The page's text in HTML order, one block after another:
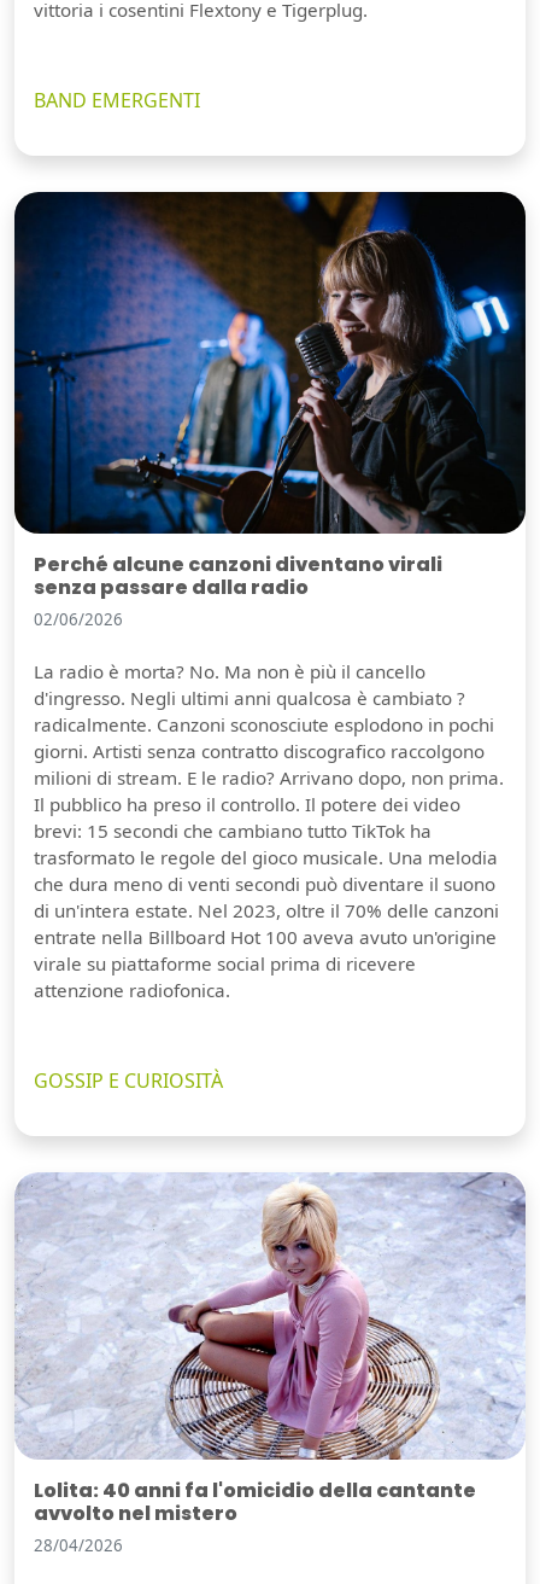
vittoria i cosentini Flextony e Tigerplug.
BAND EMERGENTI
Perché alcune canzoni diventano virali
senza passare dalla radio
02/06/2026
La radio è morta? No. Ma non è più il cancello
d'ingresso. Negli ultimi anni qualcosa è cambiato ?
radicalmente. Canzoni sconosciute esplodono in pochi
giorni. Artisti senza contratto discografico raccolgono
milioni di stream. E le radio? Arrivano dopo, non prima.
Il pubblico ha preso il controllo. Il potere dei video
brevi: 15 secondi che cambiano tutto TikTok ha
trasformato le regole del gioco musicale. Una melodia
che dura meno di venti secondi può diventare il suono
di un'intera estate. Nel 2023, oltre il 70% delle canzoni
entrate nella Billboard Hot 100 aveva avuto un'origine
virale su piattaforme social prima di ricevere
attenzione radiofonica.
GOSSIP E CURIOSITÀ
Lolita: 40 anni fa l'omicidio della cantante
avvolto nel mistero
28/04/2026